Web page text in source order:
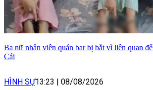
Ba nữ nhân viên quán bar bị bắt vì liên quan
Cái
HÌNH SỰ13:23 | 08/08/2026